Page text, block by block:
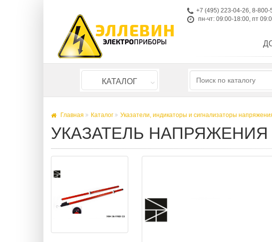
+7 (495) 223-04-26, 8-800-
пн-чт: 09:00-18:00, пт
КАТАЛОГ
Главная Каталог Указатели, индикаторы и сигнализаторы
УКАЗАТЕЛЬ НАПРЯЖЕНИЯ